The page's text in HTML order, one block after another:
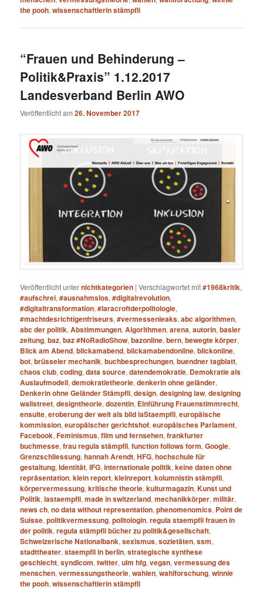
the pooh,wissenschaftlerin stämpfli
“Frauen und Behinderung –
Politik&Praxis” 1.12.2017
Landesverband Berlin AWO
Veröffentlicht am26. November 2017
Veröffentlicht unternichtkategorien |Verschlagwortet mit#1968kritik,
#aufschrei,#ausnahmslos,#digitalrevolution,
#digitaltransformation,#laracroftderpolitologie,
#machtdesrichtigenfriseurs,#vermessenleaks,abc algorithmen,
abc der politik,Abstimmungen,Algorithmen,arena,autorin,basler
zeitung,baz,baz #NoRadioShow,bazonline,bern,bewegte körper,
Blick am Abend,blickamabend,blickamabendonline,blickonline,
bot,brüsseler mechanik,buchbesprechungen,buendner tagblatt,
chaos club,coding,data source,datendemokratie, Demokratie als
Auslaufmodell,demokratietheorie,denkerin ohne geländer,
Denkerin ohne Geländer Stämpfli,design,designing law,designing
wallstreet,designtheorie,dozentin, Einführung Frauenstimmrecht,
ensuite,eroberung der welt als bild laStaempfli,europäische
kommission,europäischer gerichtshof,europäisches Parlament,
Facebook,Feminismus,film und fernsehen,frankfurter
buchmesse,frau regula stämpfli,function follows form,Google,
Grenzschliessung,hannah Arendt,HFG,hochschule für
gestaltung,Identität,IFG,internationale politik,keine daten ohne
repräsentation,klein report,kleinreport,kolumnistin stämpfli,
körpervermessung,kritische theorie,kulturmagazin,Kunst und
Politik,lastaempfli,made in switzerland,mechanikkörper,militär,
news ch,no data without representation,phenomenomics, Point de
Suisse,politikvermessung,politologin,regula staempfli frauen in
der politik,regula stämpfli bücher zu politik&gesellschaft,
Schweizerische Nationalbank,sexismus,sozietäten,ssm,
stadttheater,staempfli in berlin,strategische synthese
geschlecht,syndicom,twitter,ulm hfg,vegan,vermessung des
menschen,vermessungstheorie,wahlen,wahlforschung,winnie
the pooh,wissenschaftlerin stämpfli